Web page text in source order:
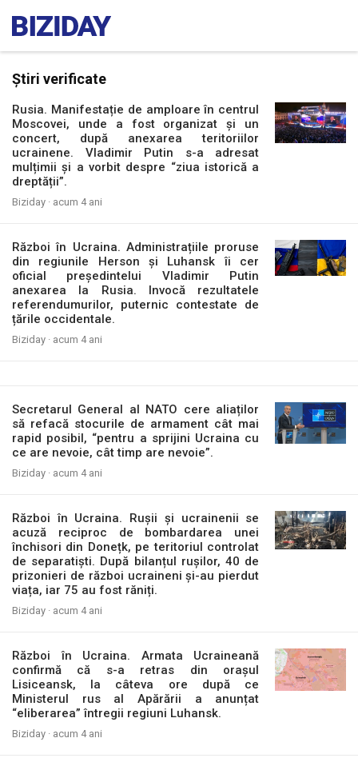
Știri verificate
Rusia. Manifestație de amploare în centrul
Moscovei, unde a fost organizat și un
concert, după anexarea teritoriilor
ucrainene. Vladimir Putin s-a adresat
mulțimii și a vorbit despre “ziua istorică a
dreptății”.
Biziday · acum 4 ani
Război în Ucraina. Administrațiile proruse
din regiunile Herson și Luhansk îi cer
oficial președintelui Vladimir Putin
anexarea la Rusia. Invocă rezultatele
referendumurilor, puternic contestate de
țările occidentale.
Biziday · acum 4 ani
Secretarul General al NATO cere aliaților
să refacă stocurile de armament cât mai
rapid posibil, “pentru a sprijini Ucraina cu
ce are nevoie, cât timp are nevoie”.
Biziday · acum 4 ani
Război în Ucraina. Rușii și ucrainenii se
acuză reciproc de bombardarea unei
închisori din Donețk, pe teritoriul controlat
de separatiști. După bilanțul rușilor, 40 de
prizonieri de război ucraineni și-au pierdut
viața, iar 75 au fost răniți.
Biziday · acum 4 ani
Război în Ucraina. Armata Ucraineană
confirmă că s-a retras din orașul
Lisiceansk, la câteva ore după ce
Ministerul rus al Apărării a anunțat
“eliberarea” întregii regiuni Luhansk.
Biziday · acum 4 ani